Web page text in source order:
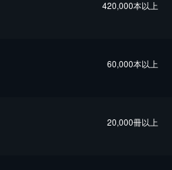
420,000本以上
60,000本以上
20,000冊以上